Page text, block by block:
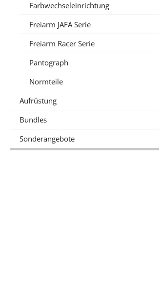
Farbwechseleinrichtung
Freiarm JAFA Serie
Freiarm Racer Serie
Pantograph
Normteile
Aufrüstung
Bundles
Sonderangebote